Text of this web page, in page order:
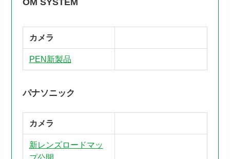
OM SYSTEM
カメラ
PEN新製品
パナソニック
カメラ
新レンズロードマッ